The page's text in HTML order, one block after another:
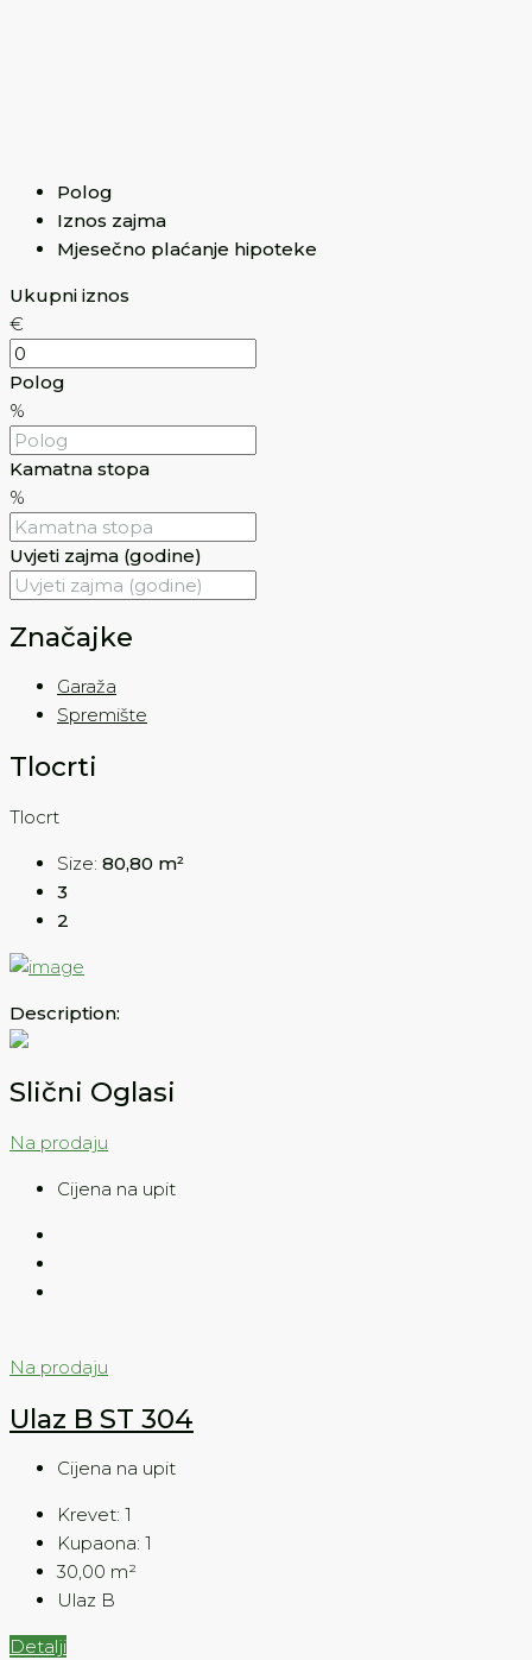
Polog
Iznos zajma
Mjesečno plaćanje hipoteke
Ukupni iznos
€
Polog
%
Kamatna stopa
%
Uvjeti zajma (godine)
Značajke
Garaža
Spremište
Tlocrti
Tlocrt
Size: 80,80 m²
3
2
Description:
Slični Oglasi
Na prodaju
Cijena na upit
Na prodaju
Ulaz B ST 304
Cijena na upit
Krevet: 1
Kupaona: 1
30,00 m²
Ulaz B
Detalji